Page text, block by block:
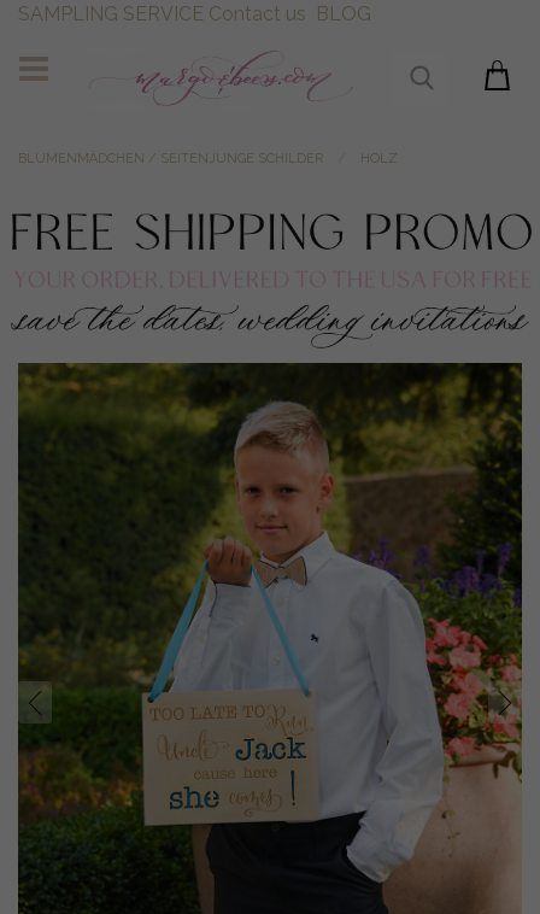
SAMPLING SERVICE Contact us BLOG
BLUMENMÄDCHEN / SEITENJUNGE SCHILDER HOLZ
prev next